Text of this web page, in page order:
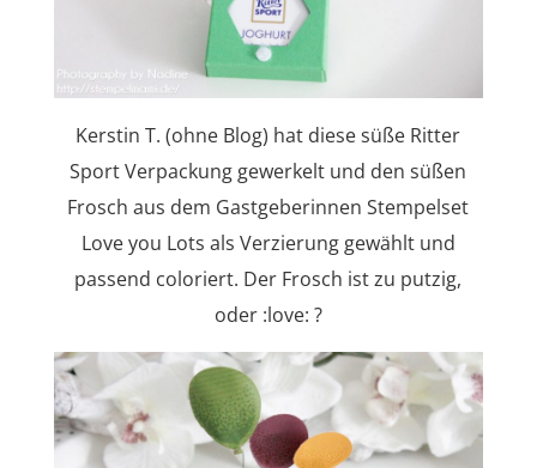
Kerstin T. (ohne Blog) hat diese süße Ritter
Sport Verpackung gewerkelt und den süßen
Frosch aus dem Gastgeberinnen Stempelset
Love you Lots als Verzierung gewählt und
passend coloriert. Der Frosch ist zu putzig,
oder :love: ?